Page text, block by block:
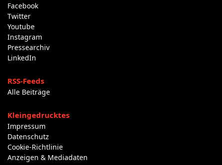
Facebook
Twitter
Youtube
Instagram
Pressearchiv
LinkedIn
RSS-Feeds
Alle Beiträge
Kleingedrucktes
Impressum
Datenschutz
Cookie-Richtlinie
Anzeigen & Mediadaten